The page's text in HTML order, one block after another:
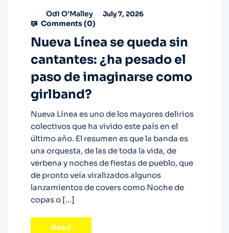
Odi O'Malley July 7, 2026
Comments (0)
Nueva Línea se queda sin
cantantes: ¿ha pesado el
paso de imaginarse como
girlband?
Nueva Línea es uno de los mayores delirios
colectivos que ha vivido este país en el
último año. El resumen es que la banda es
una orquesta, de las de toda la vida, de
verbena y noches de fiestas de pueblo, que
de pronto veía viralizados algunos
lanzamientos de covers como Noche de
copas o […]
Read